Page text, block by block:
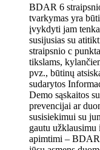
BDAR 6
tvarkymas yra
įvykdyti jam
susijusias su
straipsnio c
tikslams,
pvz., būtinų
sudarytos
Demo sąskaitos
prevencijai ar
susisiekimui su
gautu
apimtimi – BDAR